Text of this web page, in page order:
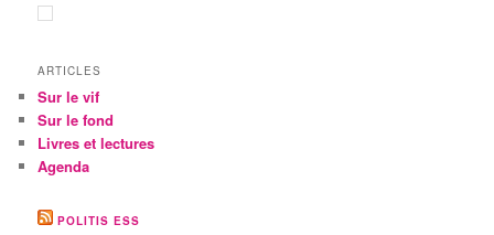
ARTICLES
Sur le vif
Sur le fond
Livres et lectures
Agenda
POLITIS ESS